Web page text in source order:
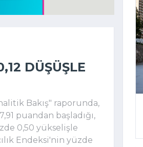
DÜŞÜŞLE
Bakış" raporunda,
puandan başladığı,
0,50 yükselişle
Endeksi'nin yüzde